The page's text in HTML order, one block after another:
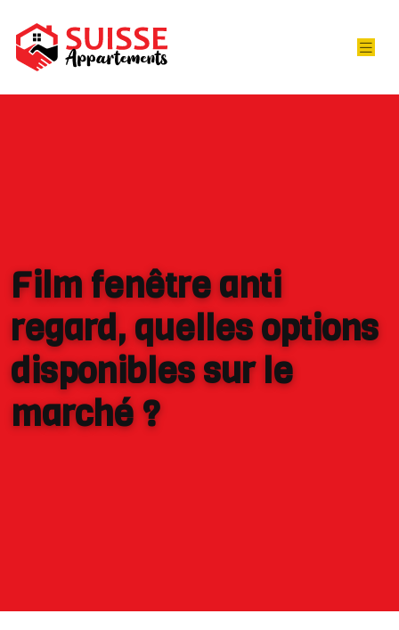
Film fenêtre anti
regard, quelles options
disponibles sur le
marché ?